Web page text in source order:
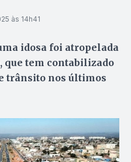
às 14h41
idosa foi atropelada
que tem contabilizado
trânsito nos últimos